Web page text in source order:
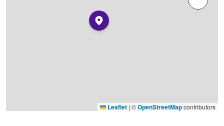
Leaflet | ©OpenStreetMapcontributors